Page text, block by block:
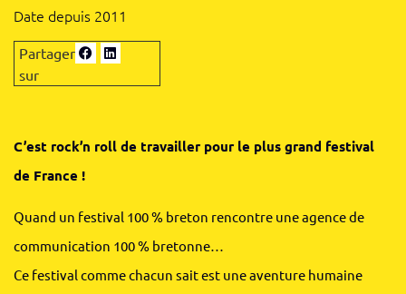
Date depuis 2011
C’est rock’n roll de travailler pour le plus grand festival
de France !
Quand un festival 100 % breton rencontre une agence de
communication 100 % bretonne…
Ce festival comme chacun sait est une aventure humaine